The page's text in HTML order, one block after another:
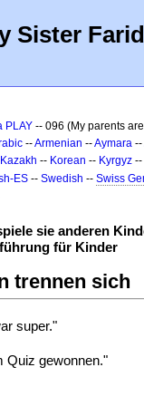
Sister
PLAY -- 096 (My parents
--Armenian --Aymara --
Kazakh -- Korean -- Kyrgyz --
ES -- Swedish -- Swiss
sie anderen
für Kinder
trennen sich
super."
Quiz gewonnen."